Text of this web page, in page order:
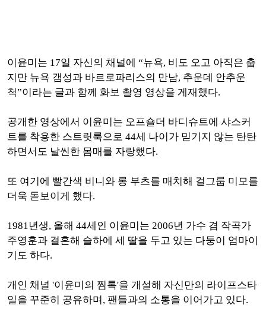
이윤미는 17일 자신의 채널에 “뉴욕, 비도 오고 아직은 춥
지만 뉴욕 갬성과 바르로파리스의 만남, 추운데 안추운
척”이라는 글과 함께 화보 촬영 영상을 게재했다.
공개한 영상에서 이윤미는 오프숄더 바디슈트에 샤스커
트를 착용한 스트릿룩으로 44세 나이가 믿기지 않는 탄탄
하면서도 날씬한 몸매를 자랑했다.
또 여기에 빨간색 비니와 롱 부츠를 매치해 걸그룹 미모를
더욱 돋보이게 했다.
1981년생, 올해 44세인 이윤미는 2006년 가수 겸 작곡가
주영훈과 결혼해 슬하에 세 딸을 두고 있는 다둥이 엄마이
기도 하다.
개인 채널 '이윤미의 찜톡'을 개설해 자신만의 라이프스타
일을 꾸준히 공유하며, 팬들과의 소통을 이어가고 있다.